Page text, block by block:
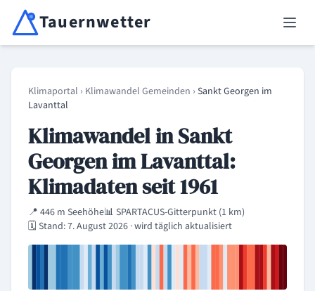
Tauernwetter
Unabhängiger Wetterdienst für Kärnten, Osttirol & Alpenregion
Klimaportal › Klimawandel Gemeinden › Sankt Georgen im
Lavanttal
Klimawandel in Sankt
Georgen im Lavanttal:
Klimadaten seit 1961
📍 446 m Seehöhe📊 SPARTACUS-Gitterpunkt (1 km)
🗓️ Stand: 7. August 2026 · wird täglich aktualisiert